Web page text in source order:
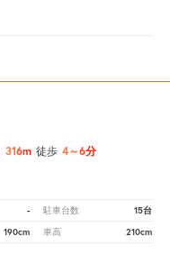
316m 徒歩 4～6分
- 駐車台数 15台
190cm 車高 210cm